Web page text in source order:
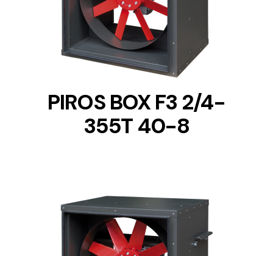
DETAILS
PIROS BOX F3 2/4-
355T 40-8